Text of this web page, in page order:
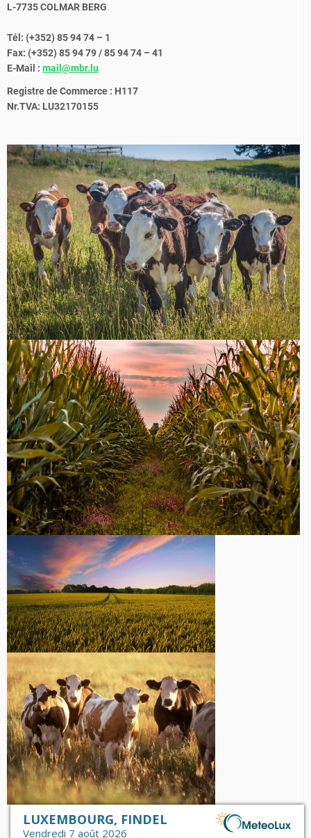
L-7735 COLMAR BERG
Tél: (+352) 85 94 74 – 1
Fax: (+352) 85 94 79 / 85 94 74 – 41
E-Mail : mail@mbr.lu
Registre de Commerce : H117
Nr.TVA: LU32170155
LUXEMBOURG, FINDEL
Vendredi 7 août 2026